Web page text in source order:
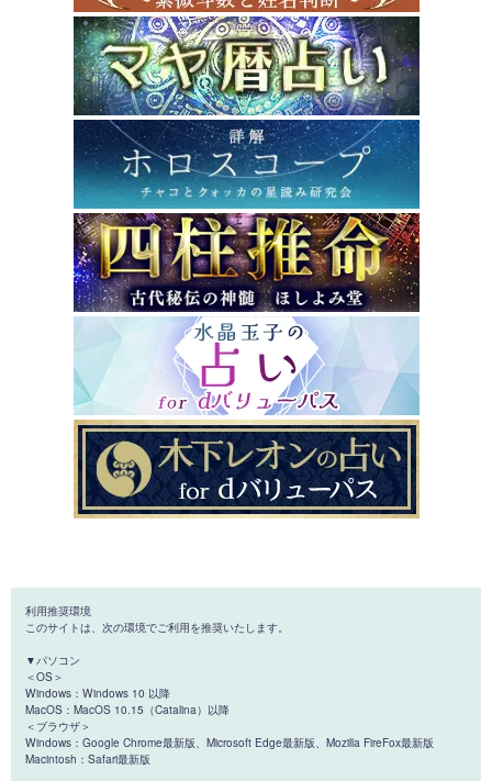
利用推奨環境
このサイトは、次の環境でご利用を推奨いたします。
▼パソコン
＜OS＞
Windows：Windows 10 以降
MacOS：MacOS 10.15（Catalina）以降
＜ブラウザ＞
Windows：Google Chrome最新版、Microsoft Edge最新版、Mozilla FireFox最新版
Macintosh：Safari最新版